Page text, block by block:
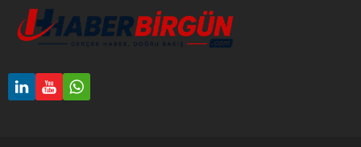
hakkında ‘ihmali davranışla
kasten öldürme’ suçundan
20’şer yıldan 25’er yıla kadar